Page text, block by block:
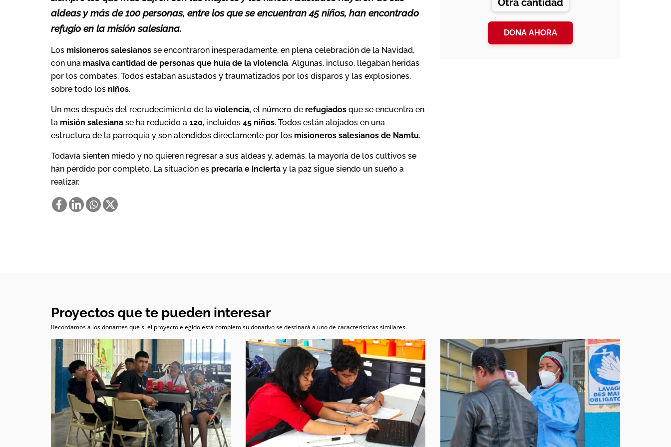
aldeas ymás de 100 personas, entre los que se encuentran 45 niños, han encontrado
refugio en la misión salesiana.
Los misioneros salesianos se encontraron inesperadamente, en plena celebración de la Navidad,
con una masiva cantidad de personas que huía de la violencia. Algunas, incluso, llegaban heridas
por los combates. Todos estaban asustados y traumatizados por los disparos y las explosiones,
sobre todo los niños.
Un mes después del recrudecimiento de la violencia, el número de refugiados que se encuentra en
la misión salesiana se ha reducido a 120, incluidos 45 niños. Todos están alojados en una
estructura de la parroquia y son atendidos directamente por los misioneros salesianos de Namtu.
Todavía sienten miedo y no quieren regresar a sus aldeas y, además, la mayoría de los cultivos se
han perdido por completo. La situación es precaria e incierta y la paz sigue siendo un sueño a
realizar.
Otra cantidad
DONA AHORA
Proyectos que te pueden interesar
Recordamos a los donantes que si el proyecto elegido está completo su donativo se destinará a uno de características similares.